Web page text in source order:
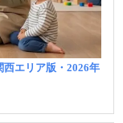
西エリア版・2026年